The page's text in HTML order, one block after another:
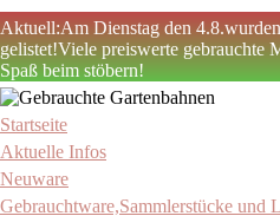
Aktuell:Am Dienstag den
gelistet!Viele preiswerte
Spaß beim stöbern!
Zum
Inhalt
springen
Gebrauchte Gartenbahnen
Stefan Schwegler
Startseite
Aktuelle Infos
Neuware
Gebrauchtware,Sammlerstücke und